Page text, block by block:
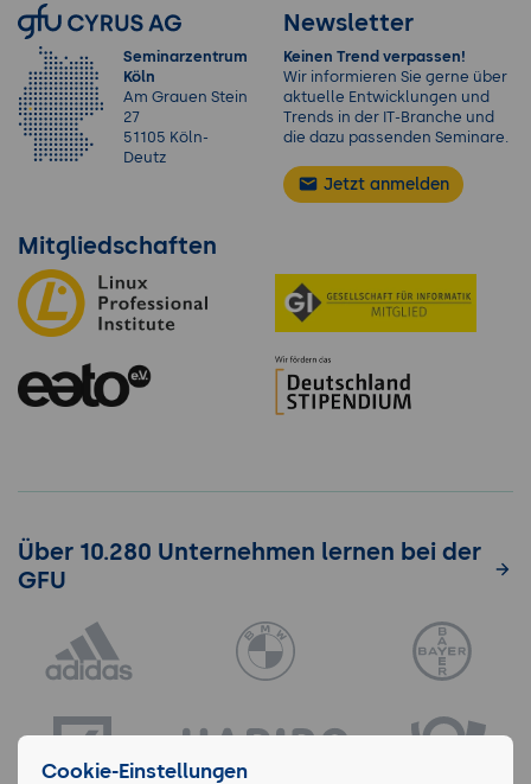
Seminarzentrum
Köln
Am Grauen Stein
27
51105 Köln-
Deutz
Newsletter
Keinen Trend verpassen!
Wir informieren Sie gerne über
aktuelle Entwicklungen und
Trends in der IT-Branche und
die dazu passenden Seminare.
Jetzt anmelden
Mitgliedschaften
Über 10.280 Unternehmen lernen bei der
GFU
Cookie-Einstellungen